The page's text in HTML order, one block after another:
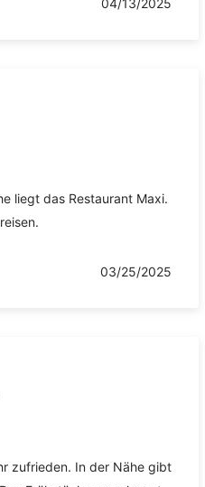
04/13/2025
liegt das Restaurant Maxi.
03/25/2025
zufrieden. In der Nähe gibt